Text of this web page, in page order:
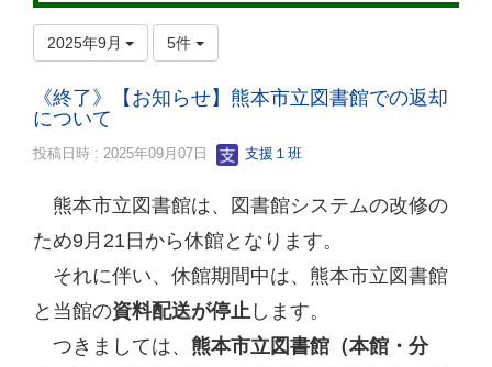
2025年9月 5件
《終了》【お知らせ】熊本市立図書館での返却
について
投稿日時 : 2025年09月07日 支援１班
熊本市立図書館は、図書館システムの改修の
ため9月21日から休館となります。
それに伴い、休館期間中は、熊本市立図書館
と当館の資料配送が停止 します。
つきましては、 熊本市立図書館（本館・分